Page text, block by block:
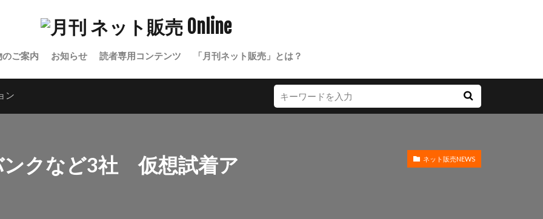
ご案内 お知らせ 読者専用コンテンツ 「月刊ネット販売」とは？
ン
ンクなど3社 仮想試着ア ネット販売NEWS